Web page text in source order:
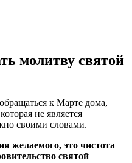
молитву святой
к Марте дома,
не является
своими словами.
желаемого, это чистота
святой